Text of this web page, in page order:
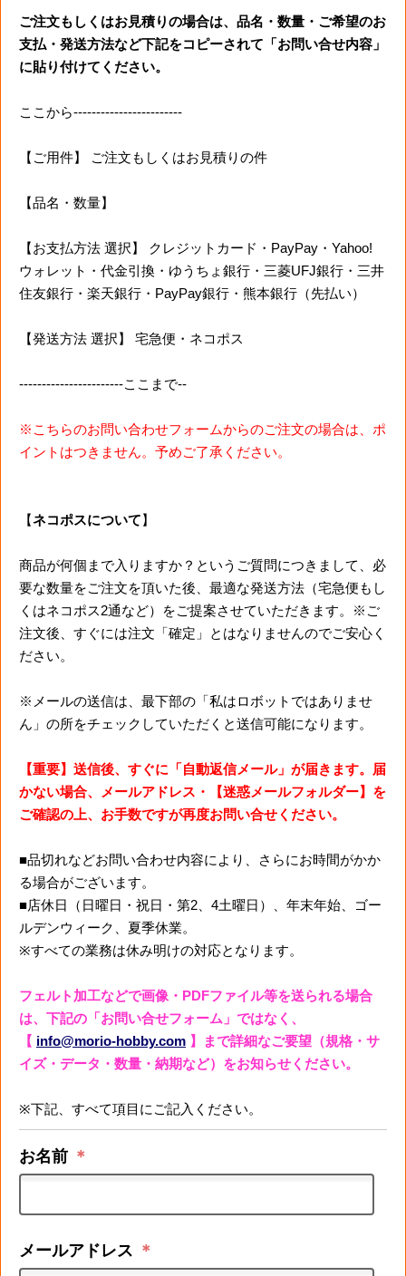
ご注文もしくはお見積りの場合は、品名・数量・ご希望のお
支払・発送方法など下記をコピーされて「お問い合せ内容」
に貼り付けてください。
ここから------------------------
【ご用件】 ご注文もしくはお見積りの件
【品名・数量】
【お支払方法 選択】 クレジットカード・PayPay・Yahoo!
ウォレット・代金引換・ゆうちょ銀行・三菱UFJ銀行・三井
住友銀行・楽天銀行・PayPay銀行・熊本銀行（先払い）
【発送方法 選択】 宅急便・ネコポス
-----------------------ここまで--
※こちらのお問い合わせフォームからのご注文の場合は、ポ
イントはつきません。予めご了承ください。
【ネコポスについて】
商品が何個まで入りますか？というご質問につきまして、必
要な数量をご注文を頂いた後、最適な発送方法（宅急便もし
くはネコポス2通など）をご提案させていただきます。※ご
注文後、すぐには注文「確定」とはなりませんのでご安心く
ださい。
※メールの送信は、最下部の「私はロボットではありませ
ん」の所をチェックしていただくと送信可能になります。
【重要】送信後、すぐに「自動返信メール」が届きます。届
かない場合、メールアドレス・【迷惑メールフォルダー】を
ご確認の上、お手数ですが再度お問い合せください。
■品切れなどお問い合わせ内容により、さらにお時間がかか
る場合がございます。
■店休日（日曜日・祝日・第2、4土曜日）、年末年始、ゴー
ルデンウィーク、夏季休業。
※すべての業務は休み明けの対応となります。
フェルト加工などで画像・PDFファイル等を送られる場合
は、下記の「お問い合せフォーム」ではなく、
【 info@morio-hobby.com 】まで詳細なご要望（規格・サ
イズ・データ・数量・納期など）をお知らせください。
※下記、すべて項目にご記入ください。
お名前 ＊
メールアドレス ＊